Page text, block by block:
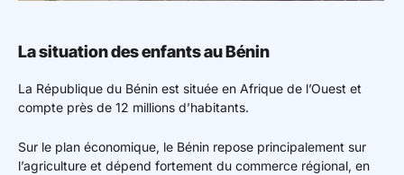
La situation des enfants au Bénin
La République du Bénin est située en Afrique de l’Ouest et
compte près de 12 millions d’habitants.
Sur le plan économique, le Bénin repose principalement sur
l’agriculture et dépend fortement du commerce régional, en